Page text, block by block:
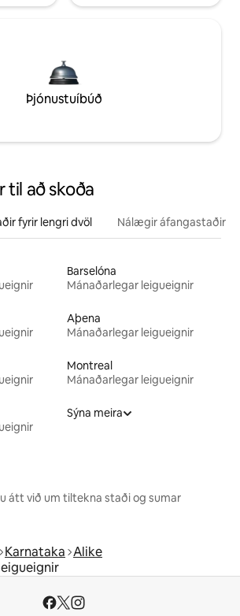
Þjónustuíbúð
til að skoða
fyrir lengri dvöl Nálægir áfangastaðir
Barselóna
Mánaðarlegar leigueignir
Aþena
Mánaðarlegar leigueignir
Montreal
Mánaðarlegar leigueignir
Sýna meira
átt við um tiltekna staði og sumar
Karnataka Alike